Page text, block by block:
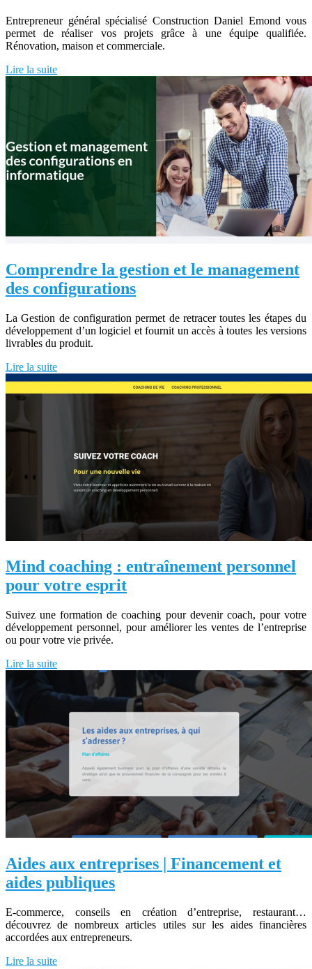
Entrepreneur général spécialisé Construction Daniel Emond vous
permet de réaliser vos projets grâce à une équipe qualifiée.
Rénovation, maison et commerciale.
Lire la suite
Comprendre la gestion et le management
des configurations
La Gestion de configuration permet de retracer toutes les étapes du
développement d’un logiciel et fournit un accès à toutes les versions
livrables du produit.
Lire la suite
Mind coaching : entraînement personnel
pour votre esprit
Suivez une formation de coaching pour devenir coach, pour votre
développement personnel, pour améliorer les ventes de l’entreprise
ou pour votre vie privée.
Lire la suite
Aides aux entreprises | Financement et
aides publiques
E-commerce, conseils en création d’entreprise, restaurant…
découvrez de nombreux articles utiles sur les aides financières
accordées aux entrepreneurs.
Lire la suite